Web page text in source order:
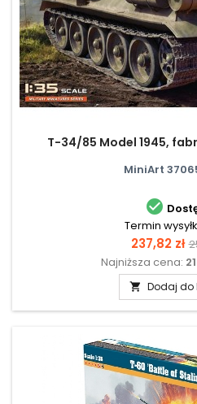
T-34/85 Model 1945,
MiniArt

Termin
Cena
237,82 zł
Najniższa cena:
 Dodaj do